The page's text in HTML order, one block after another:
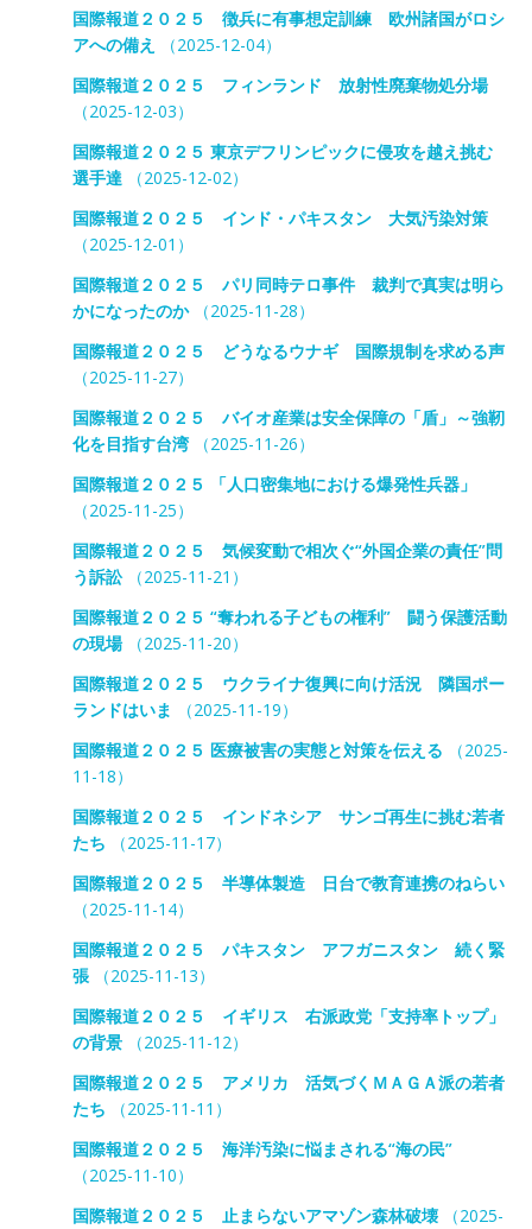
国際報道２０２５ 徴兵に有事想定訓練 欧州諸国がロシ
アへの備え
（2025-12-04）
国際報道２０２５ フィンランド 放射性廃棄物処分場
（2025-12-03）
国際報道２０２５ 東京デフリンピックに侵攻を越え挑む
選手達（2025-12-02）
国際報道２０２５ インド・パキスタン 大気汚染対策
（2025-12-01）
国際報道２０２５ パリ同時テロ事件 裁判で真実は明ら
かになったのか（2025-11-28）
国際報道２０２５ どうなるウナギ 国際規制を求める声
（2025-11-27）
国際報道２０２５ バイオ産業は安全保障の「盾」～強靭
化を目指す台湾（2025-11-26）
国際報道２０２５ 「人口密集地における爆発性兵器」
（2025-11-25）
国際報道２０２５ 気候変動で相次ぐ“外国企業の責任”問
う訴訟（2025-11-21）
国際報道２０２５ “奪われる子どもの権利” 闘う保護活動
の現場（2025-11-20）
国際報道２０２５ ウクライナ復興に向け活況 隣国ポー
ランドはいま
（2025-11-19）
国際報道２０２５ 医療被害の実態と対策を伝える （2025-
11-18）
国際報道２０２５ インドネシア サンゴ再生に挑む若者
たち （2025-11-17）
国際報道２０２５ 半導体製造 日台で教育連携のねらい
（2025-11-14）
国際報道２０２５ パキスタン アフガニスタン 続く緊
張（2025-11-13）
国際報道２０２５ イギリス 右派政党「支持率トップ」
の背景（2025-11-12）
国際報道２０２５ アメリカ 活気づくＭＡＧＡ派の若者
たち （2025-11-11）
国際報道２０２５ 海洋汚染に悩まされる“海の民”
（2025-11-10）
国際報道２０２５ 止まらないアマゾン森林破壊（2025-